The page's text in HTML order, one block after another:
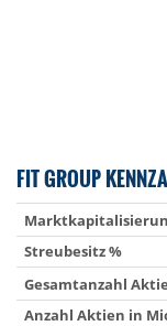
FIT GROUP
Streubesitz %
Gesamtanzahl
Anzahl Aktien in